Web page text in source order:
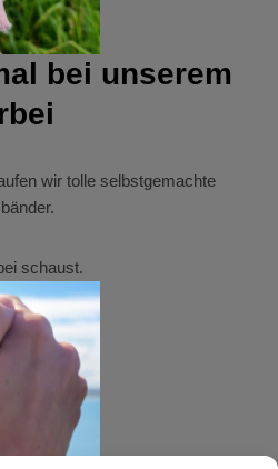
bei unserem
wir tolle selbstgemachte
schaust.